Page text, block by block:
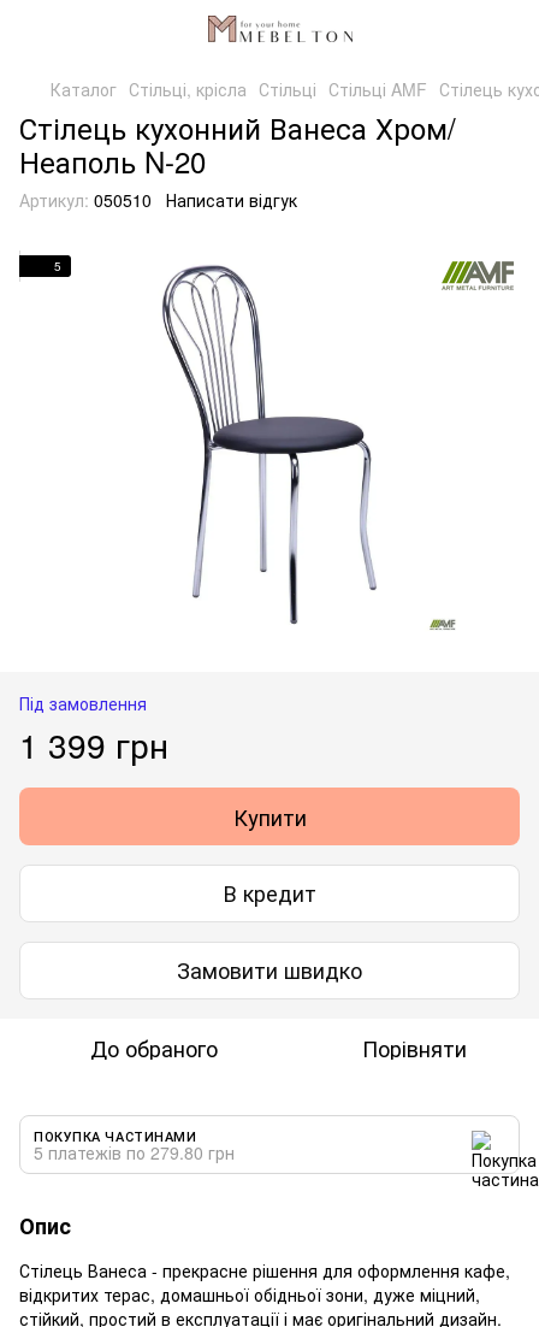
Каталог Стільці, крісла Стільці Стільці AMF Стілець
Стілець кухонний Ванеса Хром/
Неаполь N-20
Артикул: 050510 Написати відгук
5
Під замовлення
1 399 грн
Купити
В кредит
Замовити швидко
До обраного Порівняти
ПОКУПКА ЧАСТИНАМИ
5 платежів по 279.80 грн
Опис
Стілець Ванеса - прекрасне рішення для оформлення кафе,
відкритих терас, домашньої обідньої зони, дуже міцний,
стійкий, простий в експлуатації і має оригінальний дизайн.